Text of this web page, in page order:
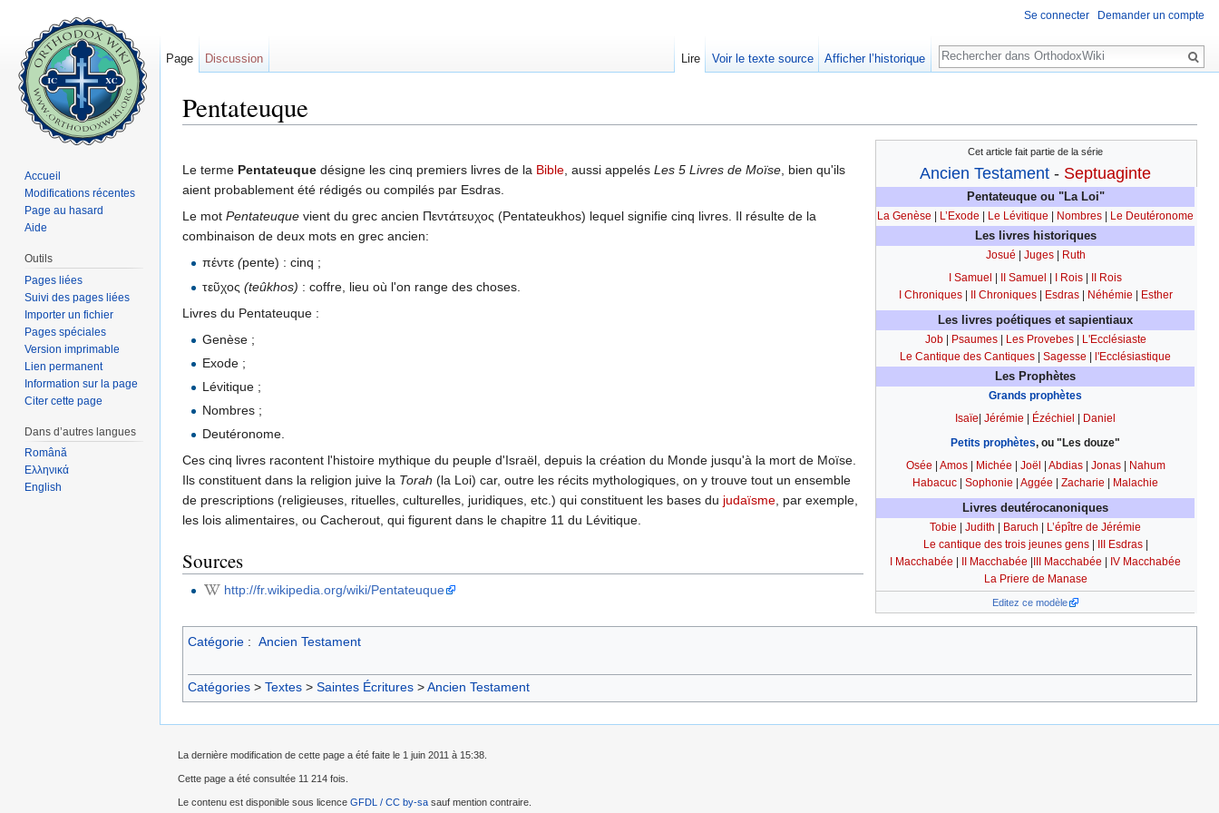
Pentateuque
Cet article fait partie de la série
Ancien Testament - Septuaginte
Pentateuqueou "La Loi"
La Genèse
L’Exode Le Lévitique Nombres
Le Deutéronome
Les livres historiques
Josué
Juges|
Ruth
I Samuel
II Samuel I Rois
II Rois
I Chroniques| II Chroniques| Esdras| Néhémie Esther
Les livres poétiques et sapientiaux
Job| Psaumes| Les Provebes|
L'Ecclésiaste
Le Cantique des Cantiques
Sagesse
l'Ecclésiastique
Les Prophètes
Grands prophètes
Isaïe Jérémie Ézéchiel
Daniel
Petits prophètes, ou "Les douze"
Osée
Amos| Michée Joël Abdias| Jonas|
Nahum
Habacuc
Sophonie Aggée Zacharie Malachie
Livres deutérocanoniques
Tobie
Judith Baruch
L’épître de Jérémie
Le cantique des trois jeunes gens| III Esdras|
I Macchabée
II Macchabée III Macchabée
IV Macchabée
La Priere de Manase
Editez ce modèle
Le terme Pentateuque désigne les cinq premiers livres de la Bible, aussi appelés Les 5 Livres de Moïse, bien qu'ils
aient probablement été rédigés ou compilés par Esdras.
Le mot Pentateuque vient du grec ancien Πεντάτευχος (Pentateukhos) lequel signifie cinq livres. Il résulte de la
combinaison de deux mots en grec ancien:
πέντε(pente) : cinq ;
τεῦχος(teûkhos) : coffre, lieu où l'on range des choses.
Livres du Pentateuque :
Genèse ;
Exode ;
Lévitique ;
Nombres ;
Deutéronome.
Ces cinq livres racontent l'histoire mythique du peuple d'Israël, depuis la création du Monde jusqu'à la mort de Moïse.
Ils constituent dans la religion juive la Torah (la Loi) car, outre les récits mythologiques, on y trouve tout un ensemble
de prescriptions (religieuses, rituelles, culturelles, juridiques, etc.) qui constituent les bases du judaïsme, par exemple,
les lois alimentaires, ou Cacherout, qui figurent dans le chapitre 11 du Lévitique.
Sources
http://fr.wikipedia.org/wiki/Pentateuque
Catégorie : Ancien Testament
Catégories > Textes > Saintes Écritures >Ancien Testament
Se connecter Demander un compte
Page Discussion Lire Voir le texte source Afficher l’historique
Rechercher
Accueil
Modifications récentes
Page au hasard
Aide
Outils
Pages liées
Suivi des pages liées
Importer un fichier
Pages spéciales
Version imprimable
Lien permanent
Information sur la page
Citer cette page
Dans d’autres langues
Română
Ελληνικά
English
La dernière modification de cette page a été faite le 1 juin 2011 à 15:38.
Cette page a été consultée 11 214 fois.
Le contenu est disponible sous licence GFDL / CC by-sa sauf mention contraire.